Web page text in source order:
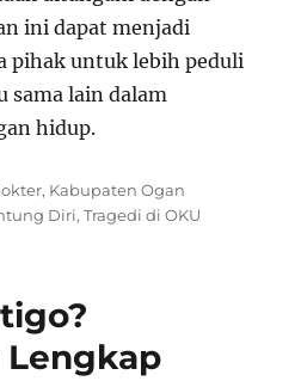
ini dapat menjadi
pihak untuk lebih peduli
sama lain dalam
hidup.
, Kabupaten Ogan
Diri,Tragedi di OKU
Lengkap